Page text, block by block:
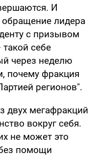
И
лидера
с призывом
себе
через неделю
почему фракция
регионов".
двух мегафракций
вокруг себя.
не может это
помощи